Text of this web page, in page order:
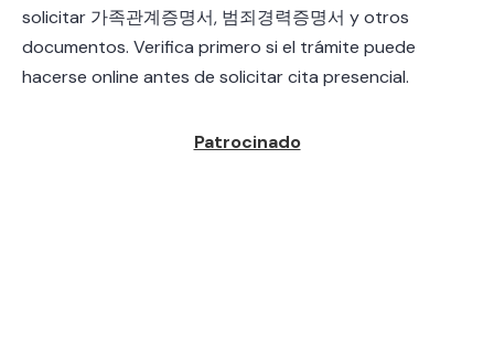
solicitar 가족관계증명서, 범죄경력증명서 y otros
documentos. Verifica primero si el trámite puede
hacerse online antes de solicitar cita presencial.